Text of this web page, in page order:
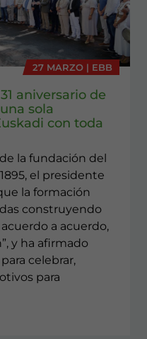
27 MARZO | EBB
aniversario de
sola
con toda
la fundación del
el presidente
la formación
construyendo
acuerdo a acuerdo,
y ha afirmado
celebrar,
para